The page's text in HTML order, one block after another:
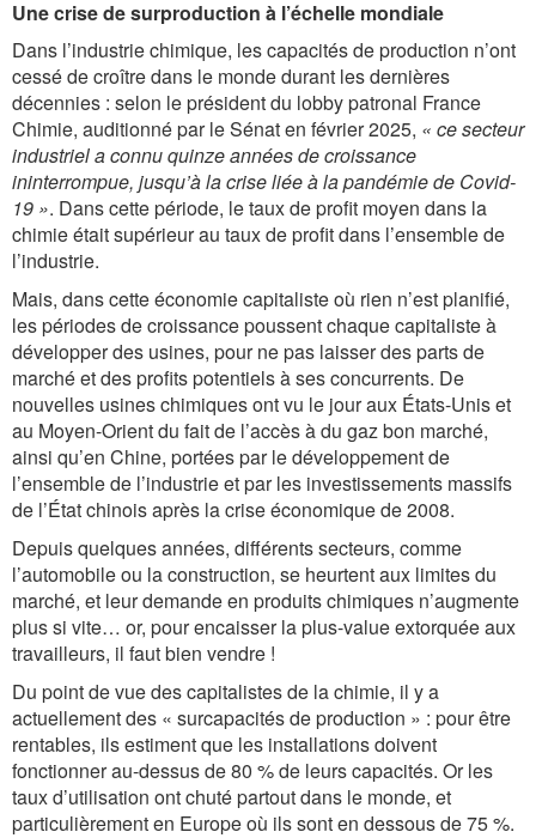
Une crise de surproduction à l’échelle mondiale
Dans l’industrie chimique, les capacités de production n’ont
cessé de croître dans le monde durant les dernières
décennies : selon le président du lobby patronal France
Chimie, auditionné par le Sénat en février 2025, « ce secteur
industriel a connu quinze années de croissance
ininterrompue, jusqu’à la crise liée à la pandémie de Covid-
19 ». Dans cette période, le taux de profit moyen dans la
chimie était supérieur au taux de profit dans l’ensemble de
l’industrie.
Mais, dans cette économie capitaliste où rien n’est planifié,
les périodes de croissance poussent chaque capitaliste à
développer des usines, pour ne pas laisser des parts de
marché et des profits potentiels à ses concurrents. De
nouvelles usines chimiques ont vu le jour aux États-Unis et
au Moyen-Orient du fait de l’accès à du gaz bon marché,
ainsi qu’en Chine, portées par le développement de
l’ensemble de l’industrie et par les investissements massifs
de l’État chinois après la crise économique de 2008.
Depuis quelques années, différents secteurs, comme
l’automobile ou la construction, se heurtent aux limites du
marché, et leur demande en produits chimiques n’augmente
plus si vite… or, pour encaisser la plus-value extorquée aux
travailleurs, il faut bien vendre !
Du point de vue des capitalistes de la chimie, il y a
actuellement des « surcapacités de production » : pour être
rentables, ils estiment que les installations doivent
fonctionner au-dessus de 80 % de leurs capacités. Or les
taux d’utilisation ont chuté partout dans le monde, et
particulièrement en Europe où ils sont en dessous de 75 %.